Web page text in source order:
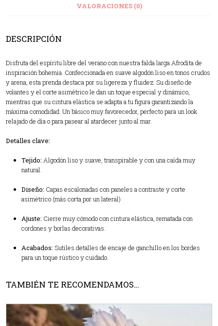
VALORACIONES (0)
DESCRIPCIÓN
Disfruta del espíritu libre del verano con nuestra falda larga Afrodita de
inspiración bohemia. Confeccionada en suave algodón liso en tonos crudos
y arena, esta prenda destaca por su ligereza y fluidez. Su diseño de
volantes y el corte asimétrico le dan un toque especial y dinámico,
mientras que su cintura elástica se adapta a tu figura garantizando la
máxima comodidad. Un básico muy favorecedor, perfecto para un look
relajado de día o para pasear al atardecer junto al mar.
Detalles clave:
Tejido: Algodón liso y suave, transpirable y con una caída muy
natural.
Diseño: Capas escalonadas con paneles a contraste y corte
asimétrico (más corta por un lateral)
Ajuste: Cierre muy cómodo con cintura elástica, rematada con
cordones y borlas decorativas.
Acabados: Sutiles detalles de encaje de ganchillo en los bordes
para un toque rústico y cuidado.
TAMBIÉN TE RECOMENDAMOS…